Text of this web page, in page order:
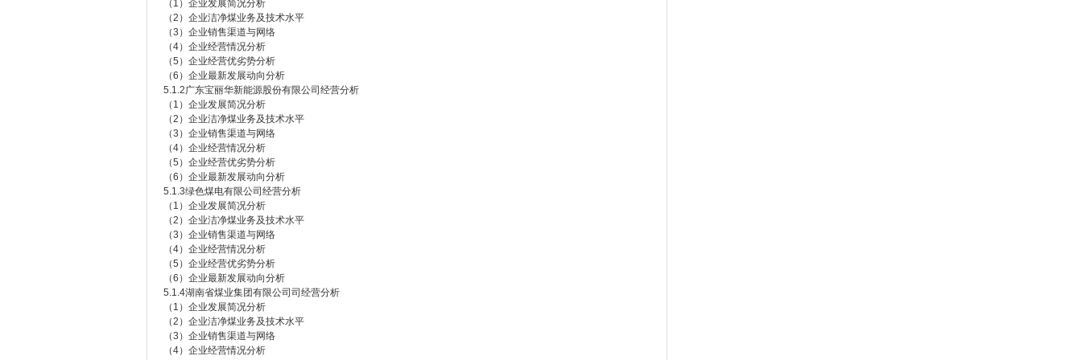
（1）企业发展简况分析
（2）企业洁净煤业务及技术水平
（3）企业销售渠道与网络
（4）企业经营情况分析
（5）企业经营优劣势分析
（6）企业最新发展动向分析
5.1.2广东宝丽华新能源股份有限公司经营分析
（1）企业发展简况分析
（2）企业洁净煤业务及技术水平
（3）企业销售渠道与网络
（4）企业经营情况分析
（5）企业经营优劣势分析
（6）企业最新发展动向分析
5.1.3绿色煤电有限公司经营分析
（1）企业发展简况分析
（2）企业洁净煤业务及技术水平
（3）企业销售渠道与网络
（4）企业经营情况分析
（5）企业经营优劣势分析
（6）企业最新发展动向分析
5.1.4湖南省煤业集团有限公司司经营分析
（1）企业发展简况分析
（2）企业洁净煤业务及技术水平
（3）企业销售渠道与网络
（4）企业经营情况分析